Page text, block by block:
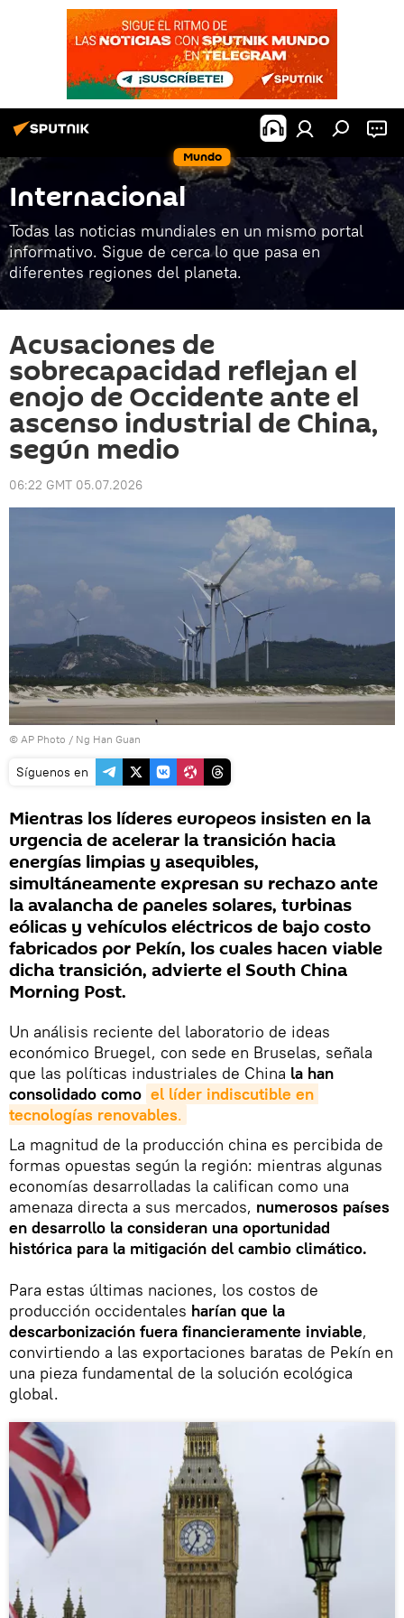
Mundo
Internacional
Todas las noticias mundiales en un mismo portal
informativo. Sigue de cerca lo que pasa en
diferentes regiones del planeta.
Acusaciones de
sobrecapacidad reflejan el
enojo de Occidente ante el
ascenso industrial de China,
según medio
06:22 GMT 05.07.2026
© AP Photo / Ng Han Guan
Síguenos en
Mientras los líderes europeos insisten en la
urgencia de acelerar la transición hacia
energías limpias y asequibles,
simultáneamente expresan su rechazo ante
la avalancha de paneles solares, turbinas
eólicas y vehículos eléctricos de bajo costo
fabricados por Pekín, los cuales hacen viable
dicha transición, advierte el South China
Morning Post.
Un análisis reciente del laboratorio de ideas
económico Bruegel, con sede en Bruselas, señala
que las políticas industriales de China la han
consolidado como el líder indiscutible en
tecnologías renovables.
La magnitud de la producción china es percibida de
formas opuestas según la región: mientras algunas
economías desarrolladas la califican como una
amenaza directa a sus mercados, numerosos países
en desarrollo la consideran una oportunidad
histórica para la mitigación del cambio climático.
Para estas últimas naciones, los costos de
producción occidentales harían que la
descarbonización fuera financieramente inviable,
convirtiendo a las exportaciones baratas de Pekín en
una pieza fundamental de la solución ecológica
global.